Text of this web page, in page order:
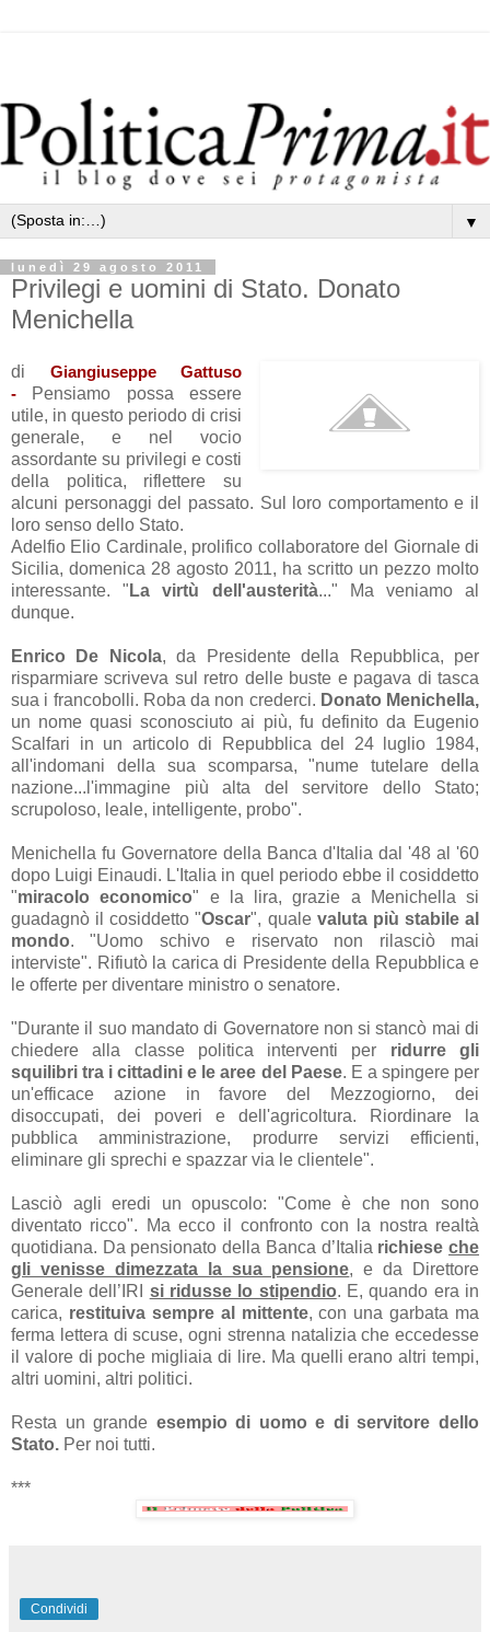
▼
lunedì 29 agosto 2011
Privilegi e uomini di Stato. Donato
Menichella
di Giangiuseppe Gattuso
- Pensiamo possa essere
utile, in questo periodo di crisi
generale, e nel vocio
assordante su privilegi e costi
della politica, riflettere su
alcuni personaggi del passato. Sul loro comportamento e il
loro senso dello Stato.
Adelfio Elio Cardinale, prolifico collaboratore del Giornale di
Sicilia, domenica 28 agosto 2011, ha scritto un pezzo molto
interessante. " La virtù dell'austerità..." Ma veniamo al
dunque.
Enrico De Nicola, da Presidente della Repubblica, per
risparmiare scriveva sul retro delle buste e pagava di tasca
sua i francobolli. Roba da non crederci. Donato Menichella,
un nome quasi sconosciuto ai più, fu definito da Eugenio
Scalfari in un articolo di Repubblica del 24 luglio 1984,
all'indomani della sua scomparsa, "nume tutelare della
nazione...l'immagine più alta del servitore dello Stato;
scrupoloso, leale, intelligente, probo".
Menichella fu Governatore della Banca d'Italia dal '48 al '60
dopo Luigi Einaudi. L'Italia in quel periodo ebbe il cosiddetto
"miracolo economico" e la lira, grazie a Menichella si
guadagnò il cosiddetto "Oscar", quale valuta più stabile al
mondo. "Uomo schivo e riservato non rilasciò mai
interviste". Rifiutò la carica di Presidente della Repubblica e
le offerte per diventare ministro o senatore.
"Durante il suo mandato di Governatore non si stancò mai di
chiedere alla classe politica interventi per ridurre gli
squilibri tra i cittadini e le aree del Paese. E a spingere per
un'efficace azione in favore del Mezzogiorno, dei
disoccupati, dei poveri e dell'agricoltura. Riordinare la
pubblica amministrazione, produrre servizi efficienti,
eliminare gli sprechi e spazzar via le clientele".
Lasciò agli eredi un opuscolo: "Come è che non sono
diventato ricco".
Ma ecco il confronto con la nostra realtà
quotidiana. Da pensionato della Banca d’Italia richiese che
gli venisse dimezzata la sua pensione, e da Direttore
Generale dell’IRI si ridusse lo stipendio. E, quando era in
carica, restituiva sempre al mittente, con una garbata ma
ferma lettera di scuse, ogni strenna natalizia che eccedesse
il valore di poche migliaia di lire. Ma quelli erano altri tempi,
altri uomini, altri politici.
Resta un grande esempio di uomo e di servitore dello
Stato. Per noi tutti.
***
Condividi